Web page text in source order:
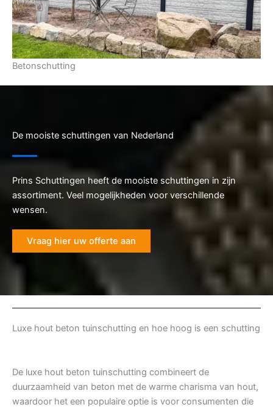
Betonschutting
De mooiste schuttingen van Nederland
Prins Schuttingen heeft de mooiste schuttingen in zijn
assortiment. Veel mogelijkheden voor verschillende
wensen.
Vraag hier uw offerte aan
Luxe hout beton tuinschutting en hoe hoog is een schutting
De luxe hout beton tuinschutting combineert de
duurzaamheid van beton met de warme charisma van hout,
waardoor het een populaire optie is voor consumenten die